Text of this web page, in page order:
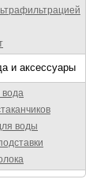
и аксессуары
вода
воды